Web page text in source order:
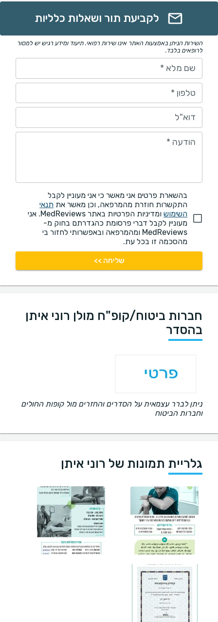
לקביעת תור ושאלות כלליות
השירות הניתן באמצעות האתר אינו שירות רפואי. תיעוד ומידע רגיש יש למסור
לרופאים בלבד.
שם מלא *
טלפון *
דוא"ל
הודעה *
בהשארת פרטים אני מאשר כי אני מעוניין לקבל
התקשרות חוזרת מהמרפאה, וכן מאשר את תנאי
השימוש
ומדיניות הפרטיות באתר MedReviews. אני
מעוניין לקבל דברי פרסומת כהגדרתם בחוק מ-
MedReviews ומהמרפאה ובאפשרותי לחזור בי
מהסכמה זו בכל עת.
שליחה >>
חברות ביטוח/קופ"ח מולן רוני איתן
בהסדר
ניתן לברר עצמאית על הסדרים והחזרים מול קופות החולים
וחברות הביטוח
גלריית תמונות של רוני איתן